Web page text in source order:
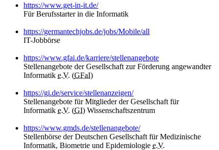
https://www.get-in-it.de/
Für Berufsstarter in die Informatik
https://germantechjobs.de/jobs/Mobile/all
IT-Jobbörse
https://www.gfai.de/karriere/stellenangebote
Stellenangebote der Gesellschaft zur Förderung angewandter
Informatik e.V. (GFaI)
https://gi.de/service/stellenanzeigen/
Stellenangebote für Mitglieder der Gesellschaft für
Informatik e.V. (GI) Wissenschaftszentrum
https://www.gmds.de/stellenangebote/
Stellenbörse der Deutschen Gesellschaft für Medizinische
Informatik, Biometrie und Epidemiologie e.V.